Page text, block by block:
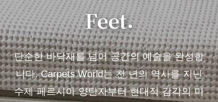
Feet.
단순한 바닥재를 넘어 공간의 예술을 완성합
니다. Carpets World는 천 년의 역사를 지닌
수제 페르시아 양탄자부터 현대적 감각의 미